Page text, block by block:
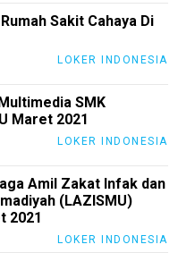
Sakit Cahaya Di
LOKER INDONESIA
SMK
Maret 2021
LOKER INDONESIA
Amil Zakat Infak dan
(LAZISMU)
2021
LOKER INDONESIA